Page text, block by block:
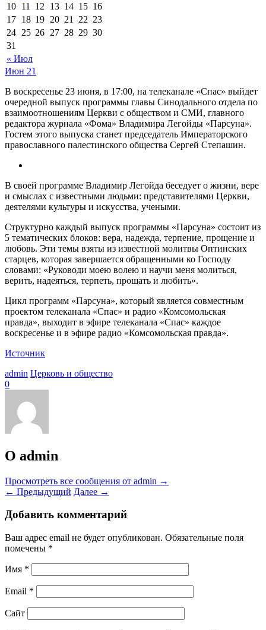
« Июл
10 11 12 13 14 15 16
17 18 19 20 21 22 23
24 25 26 27 28 29 30
31
Июн 21
В воскресенье 23 июня, в 17:00, на телеканале «Спас» выйдет
очередной выпуск программы главы Синодального отдела по
взаимоотношениям Церкви с обществом и СМИ, главного
редактора журнала «Фома» Владимира Легойды «Парсуна».
Гостем этого выпуска станет председатель Императорского
православного палестинского общества Сергей Степашин.
В своей программе Владимир Легойда беседует о жизни, вере
и смыслах с известными людьми: представителями Церкви,
деятелями культуры и искусства, учеными.
Структурно каждый выпуск программы «Парсуна» состоит из
5 тематических блоков: вера, надежда, терпение, прощение и
любовь. Эти темы взяты из известной молитвы Оптинских
старцев, которая завершается обращенными ко Господу
словами: «Руководи моею волею и научи меня молиться,
верить, надеяться, терпеть, прощать и любить».
Цикл программ «Парсуна», который является совместным
проектом телеканала «Спас» и радио «Комсомольская
правда», выходит в эфире телеканала «Спас» каждое
воскресенье и в эфире радио «Комсомольская правда».
Источник
admin Церковь и общество
0
О admin
Просмотреть все сообщения от admin →
← Предыдущий Далее →
Добавить комментарий
Ваш адрес email не будет опубликован. Обязательные поля
помечены *
Имя *
Email *
Сайт